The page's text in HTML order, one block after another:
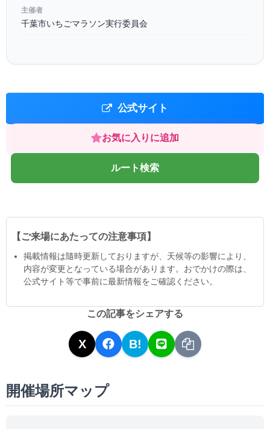
主催者
千葉市いちごマラソン実行委員会
公式サイト
お気に入りに追加
ルート検索
【ご来場にあたっての注意事項】
掲載情報は隨時更新しておりますが、天候等の影響により、
内容が変更となっている場合があります。おでかけの際は、
公式サイト等で事前に最新情報をご確認ください。
この記事をシェアする
X B!
開催場所マップ